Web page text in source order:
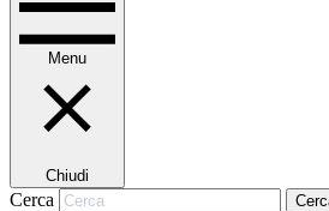
Menu
Chiudi
Cerca